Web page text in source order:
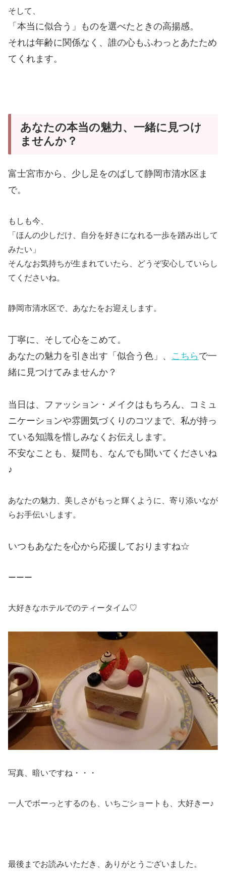
そして、
「本当に似合う」ものを選べたときの高揚感。
それは年齢に関係なく、誰の心もふわっとあたため
てくれます。
あなたの本当の魅力、一緒に見つけ
ませんか？
富士宮市から、少し足をのばして静岡市清水区ま
で。
もしも今、
「ほんの少しだけ、自分を好きになれる一歩を踏み出して
みたい」
そんなお気持ちが生まれていたら、どうぞ安心していらし
てくださいね。
静岡市清水区で、あなたをお迎えします。
丁寧に、そして心をこめて。
あなたの魅力を引き出す「似合う色」、 こちら で一
緒に見つけてみませんか？
当日は、ファッション・メイクはもちろん、コミュ
ニケーションや雰囲気づくりのコツまで、私が持っ
ている知識を惜しみなくお伝えします。
不安なことも、疑問も、なんでも聞いてくださいね
♪
あなたの魅力、美しさがもっと輝くように、寄り添いなが
らお手伝いします。
いつもあなたを心から応援しておりますね☆
ーーー
大好きなホテルでのティータイム♡
写真、暗いですね・・・
一人でボーっとするのも、いちごショートも、大好きー♪
最後までお読みいただき、ありがとうございました。